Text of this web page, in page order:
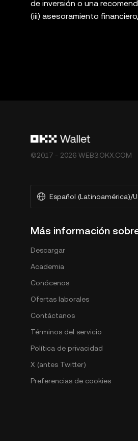
de inversión o una
(iii) asesoramiento
sujetos a la volatilidad del
©2017 - 2026 WEB3.OKX.COM
Español (Latinoamérica)/
Más información
Descargar
Academia
Conócenos
Ofertas laborales
Contáctanos
Términos del servicio
Política de privacidad
X (antes Twitter)
Preferencias de cookies